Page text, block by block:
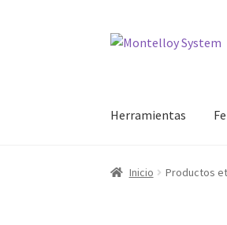
Ir
Ir
Herramientas
Inicio Productos